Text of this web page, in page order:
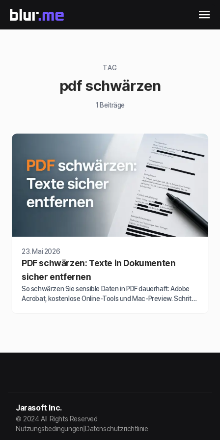
TAG
pdf schwärzen
1 Beiträge
23. Mai 2026
PDF schwärzen: Texte in Dokumenten
sicher entfernen
So schwärzen Sie sensible Daten in PDF dauerhaft: Adobe
Acrobat, kostenlose Online-Tools und Mac-Preview. Schritt-
Jarasoft Inc.
© 2024 All Rights Reserved
Nutzungsbedingungen Datenschutzrichtlinie